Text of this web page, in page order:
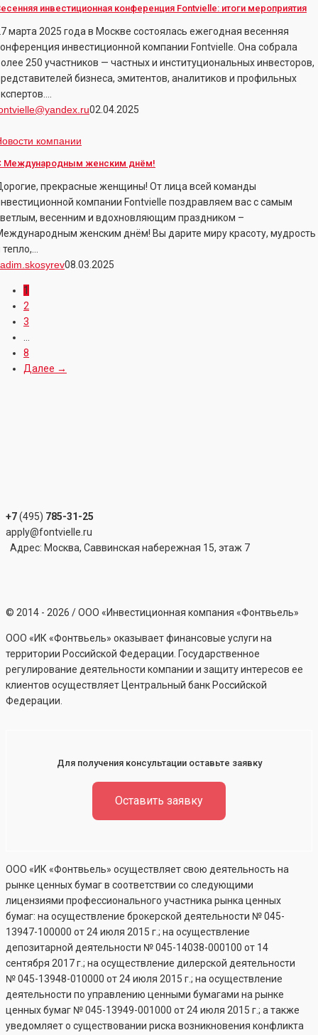
инвестиционная конференция Fontvielle: итоги мероприятия
марта 2025 года в Москве состоялась ежегодная весенняя
инвестиционной компании Fontvielle. Она собрала
250 участников — частных и институциональных инвесторов,
бизнеса, эмитентов, аналитиков и профильных
02.04.2025
компании
Международным женским днём!
прекрасные женщины! От лица всей команды
компании Fontvielle поздравляем вас с самым
весенним и вдохновляющим праздником –
женским днём! Вы дарите миру красоту, мудрость
тепло,…
08.03.2025
1
2
3
8
Далее →
+7(495) 785-31-25
apply@fontvielle.ru
Адрес: Москва, Саввинская набережная 15, этаж 7
© 2014 - 2026 / ООО «Инвестиционная компания «Фонтвьель»
ООО «ИК «Фонтвьель» оказывает финансовые услуги на
территории Российской Федерации. Государственное
регулирование деятельности компании и защиту интересов ее
клиентов осуществляет Центральный банк Российской
Федерации.
Для получения консультации оставьте заявку
Оставить заявку
ООО «ИК «Фонтвьель» осуществляет свою деятельность на
рынке ценных бумаг в соответствии со следующими
лицензиями профессионального участника рынка ценных
бумаг: на осуществление брокерской деятельности №045-
13947-100000 от 24 июля 2015 г.; на осуществление
депозитарной деятельности №045-14038-000100 от 14
сентября 2017 г.; на осуществление дилерской деятельности
№045-13948-010000 от 24 июля 2015 г.; на осуществление
деятельности по управлению ценными бумагами на рынке
ценных бумаг №045-13949-001000 от 24 июля 2015 г.; а также
уведомляет о существовании риска возникновения конфликта